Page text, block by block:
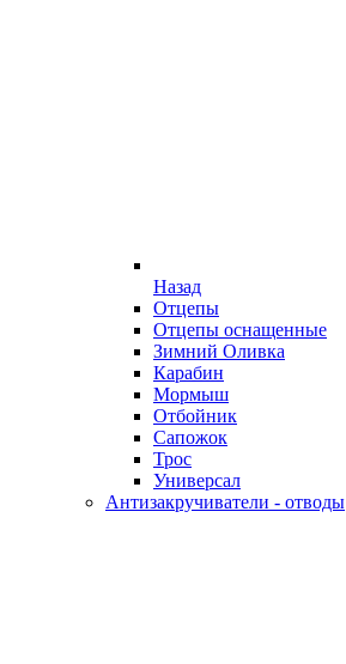
Назад
Отцепы
Отцепы оснащенные
Зимний Оливка
Карабин
Мормыш
Отбойник
Сапожок
Трос
Универсал
Антизакручиватели - отводы